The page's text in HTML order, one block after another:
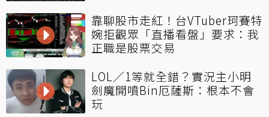
靠聊股市走紅！台VTuber珂賽特
婉拒觀眾「直播看盤」要求：我
正職是股票交易
LOL／1等就全錯？實況主小明
劍魔開噴Bin厄薩斯：根本不會
玩